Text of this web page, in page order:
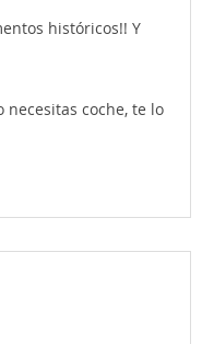
históricos!! Y
necesitas coche, te lo